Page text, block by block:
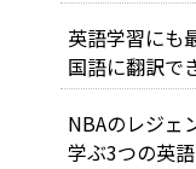
英語学習にも
国語に翻訳で
NBAのレジェ
学ぶ3つの英